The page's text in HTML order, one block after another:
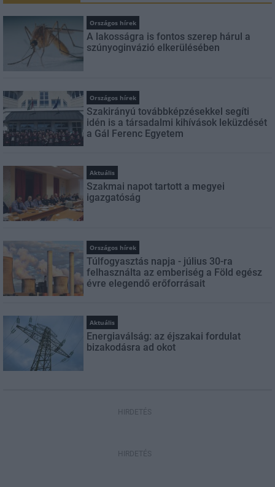
Országos hírek
A lakosságra is fontos szerep hárul a
szúnyoginvázió elkerülésében
Országos hírek
Szakirányú továbbképzésekkel segíti
idén is a társadalmi kihívások leküzdését
a Gál Ferenc Egyetem
Aktuális
Szakmai napot tartott a megyei
igazgatóság
Országos hírek
Túlfogyasztás napja - július 30-ra
felhasználta az emberiség a Föld egész
évre elegendő erőforrásait
Aktuális
Energiaválság: az éjszakai fordulat
bizakodásra ad okot
HIRDETÉS
HIRDETÉS